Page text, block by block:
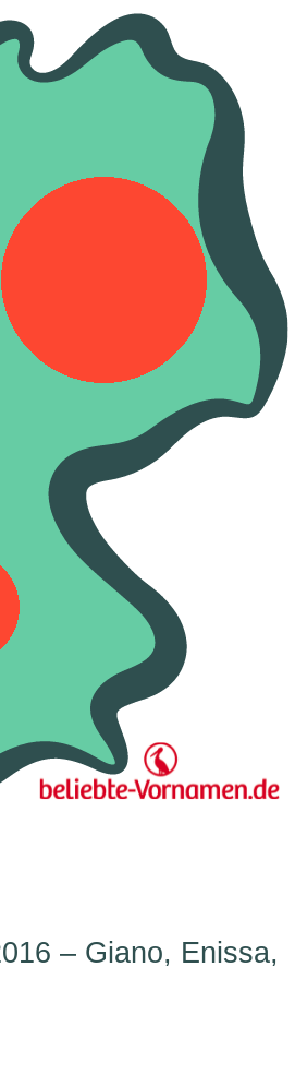
– Giano, Enissa,